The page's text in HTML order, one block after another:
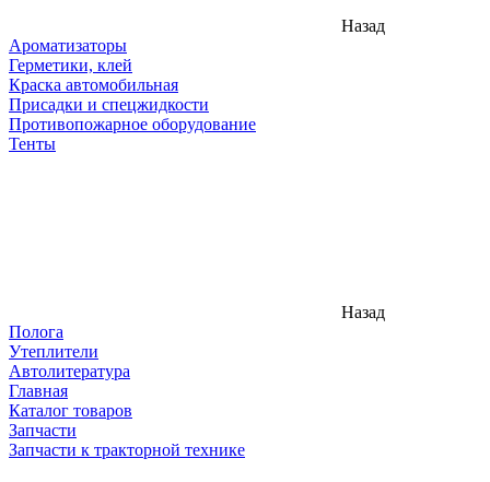
Назад
Ароматизаторы
Герметики, клей
Краска автомобильная
Присадки и спецжидкости
Противопожарное оборудование
Тенты
Назад
Полога
Утеплители
Автолитература
Главная
Каталог товаров
Запчасти
Запчасти к тракторной технике